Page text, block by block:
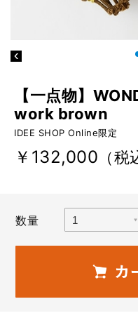
【一点物】
work brown
IDEE SHOP Online限定
￥132,000 （税
数量